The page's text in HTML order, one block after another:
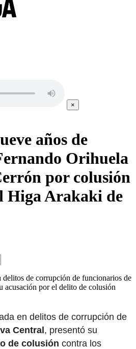
×
años de
Orihuela
por colusión
Higa Arakaki de
delitos de corrupción de funcionarios de
acusación por el delito de colusión
en delitos de corrupción de
Central, presentó su
de colusión contra los